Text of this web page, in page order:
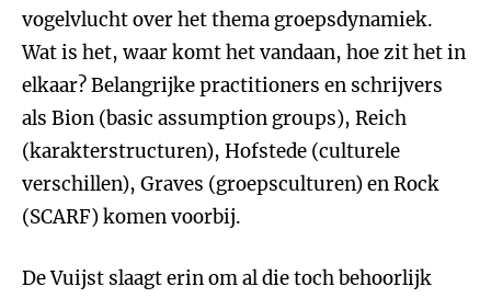
vogelvlucht over het thema groepsdynamiek.
Wat is het, waar komt het vandaan, hoe zit het in
elkaar? Belangrijke practitioners en schrijvers
als Bion (basic assumption groups), Reich
(karakterstructuren), Hofstede (culturele
verschillen), Graves (groepsculturen) en Rock
(SCARF) komen voorbij.
De Vuijst slaagt erin om al die toch behoorlijk